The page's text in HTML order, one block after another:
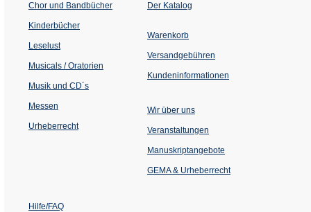
Chor und Bandbücher
Kinderbücher
Leselust
Musicals / Oratorien
Musik und CD´s
Messen
Urheberrecht
Der Katalog
Warenkorb
Versandgebühren
Kundeninformationen
Wir über uns
Veranstaltungen
einem
Tab)
Manuskriptangebote
GEMA & Urheberrecht
Hilfe/FAQ